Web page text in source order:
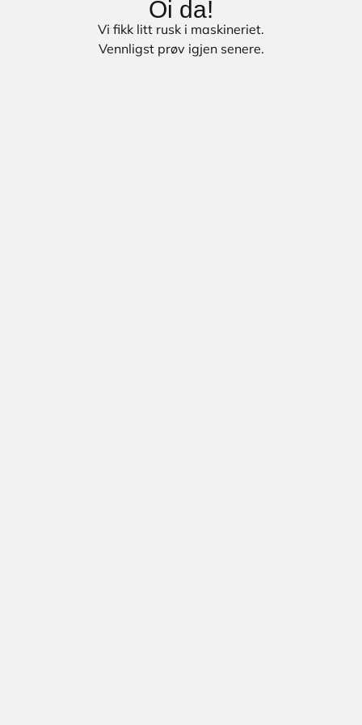
Oi da!
Vi fikk litt rusk i maskineriet.
Vennligst prøv igjen senere.